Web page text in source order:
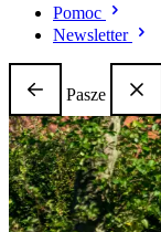
Pomoc
Newsletter
Pasze